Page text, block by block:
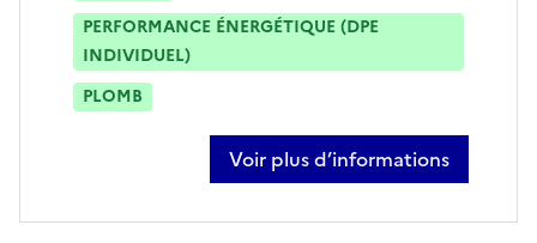
PERFORMANCE ÉNERGÉTIQUE (DPE
INDIVIDUEL)
PLOMB
Voir plus d’informations
sur barbara desgeorges